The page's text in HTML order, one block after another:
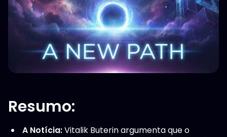
Resumo:
A Notícia:Vitalik Buterin argumenta que o